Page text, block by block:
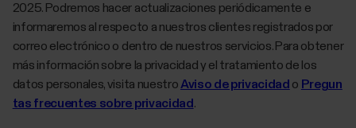
2025. Podremos hacer actualizaciones periódicamente e
informaremos al respecto a nuestros clientes registrados por
correo electrónico o dentro de nuestros servicios. Para obtener
más información sobre la privacidad y el tratamiento de los
datos personales, visita nuestro Aviso de privacidad o Pregun
tas frecuentes sobre privacidad .